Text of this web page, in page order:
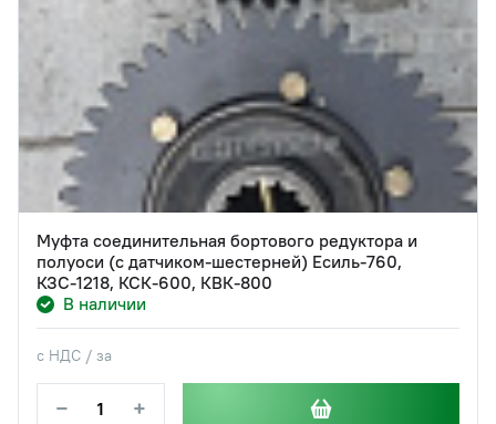
Муфта соединительная бортового редуктора и
полуоси (с датчиком-шестерней) Есиль-760,
КЗС-1218, КСК-600, КВК-800
В наличии
с НДС / за
− +